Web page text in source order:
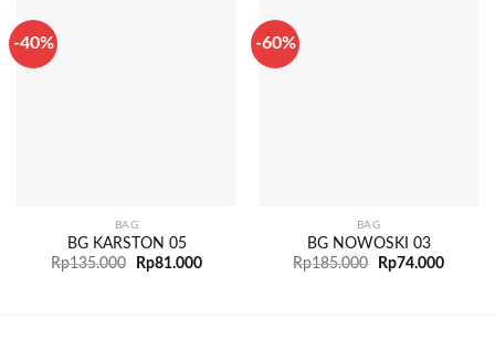
-40%
BAG
BG KARSTON 05
Rp135.000 Rp81.000
-60%
BAG
BG NOWOSKI 03
Rp185.000 Rp74.000